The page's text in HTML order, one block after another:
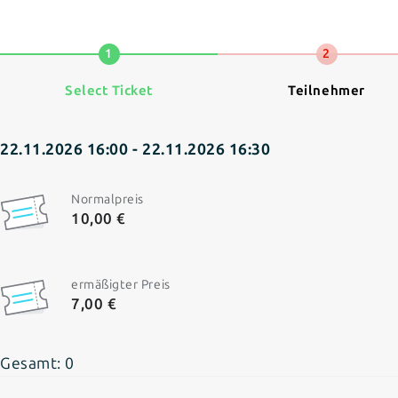
1
Select Ticket
2
Teilnehmer
22.11.2026 16:00 - 22.11.2026 16:30
Normalpreis
10,00 €
ermäßigter Preis
7,00 €
Gesamt: 0